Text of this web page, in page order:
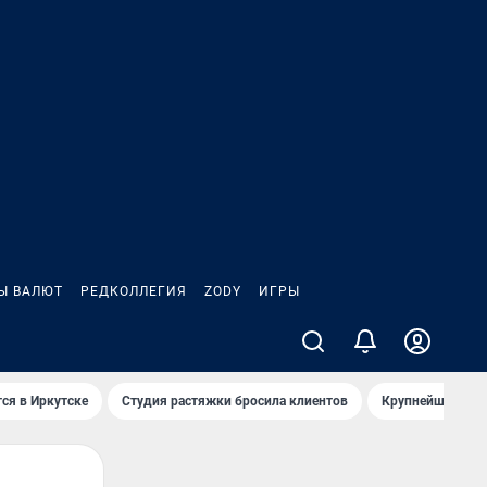
ВАЛЮТ РЕДКОЛЛЕГИЯ ZODY ИГРЫ
в Иркутске Студия растяжки бросила клиентов Крупнейшие